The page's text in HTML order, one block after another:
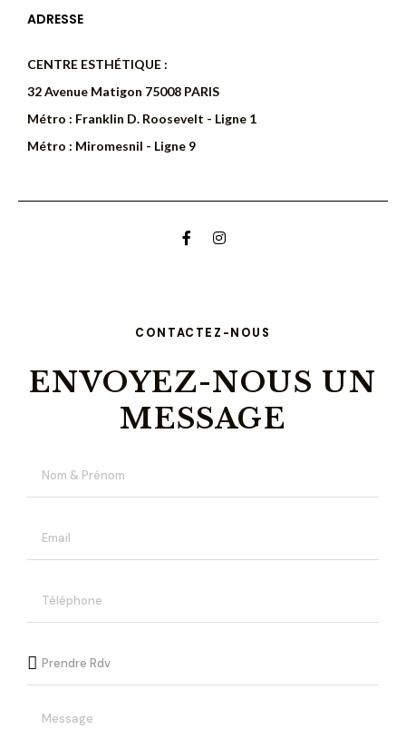
ADRESSE
CENTRE ESTHÉTIQUE :
32 Avenue Matigon 75008 PARIS
Métro : Franklin D. Roosevelt - Ligne 1
Métro : Miromesnil - Ligne 9
CONTACTEZ-NOUS
ENVOYEZ-NOUS UN
MESSAGE